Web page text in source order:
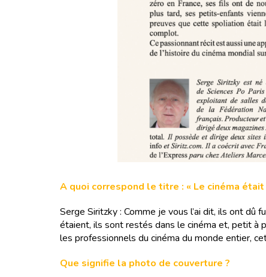
A quoi correspond le titre : « Le cinéma était
Serge Siritzky : Comme je vous l’ai dit, ils ont dû
étaient, ils sont restés dans le cinéma et, petit à
les professionnels du cinéma du monde entier,
Que signifie la photo de couverture ?